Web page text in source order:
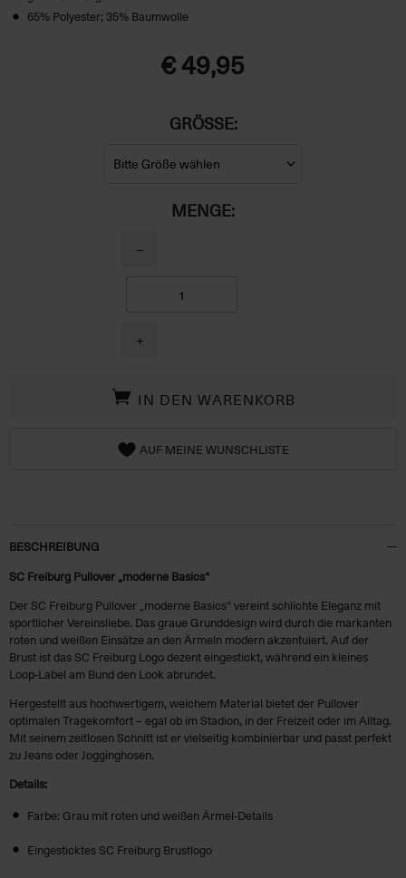
65% Polyester; 35% Baumwolle
€ 49,95
GRÖSSE:
MENGE:
−
+
IN DEN WARENKORB
AUF MEINE WUNSCHLISTE
BESCHREIBUNG
SC Freiburg Pullover „moderne Basics“
Der SC Freiburg Pullover „moderne Basics“ vereint schlichte Eleganz mit
sportlicher Vereinsliebe. Das graue Grunddesign wird durch die markanten
roten und weißen Einsätze an den Ärmeln modern akzentuiert. Auf der
Brust ist das SC Freiburg Logo dezent eingestickt, während ein kleines
Loop-Label am Bund den Look abrundet.
Hergestellt aus hochwertigem, weichem Material bietet der Pullover
optimalen Tragekomfort – egal ob im Stadion, in der Freizeit oder im Alltag.
Mit seinem zeitlosen Schnitt ist er vielseitig kombinierbar und passt perfekt
zu Jeans oder Jogginghosen.
Details:
Farbe: Grau mit roten und weißen Ärmel-Details
Eingesticktes SC Freiburg Brustlogo